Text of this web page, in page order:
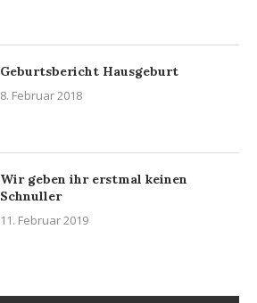
Geburtsbericht Hausgeburt
8. Februar 2018
Wir geben ihr erstmal keinen
Schnuller
11. Februar 2019